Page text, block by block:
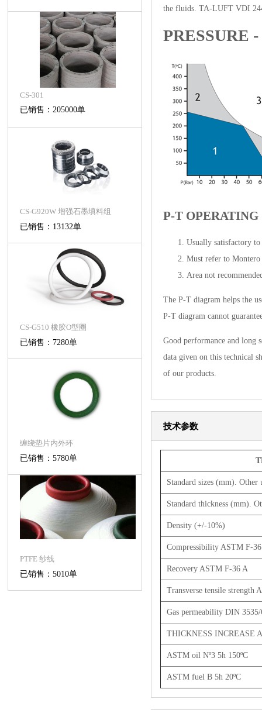
CS-301
已销售：205000单
CS-G920W 增强石墨填料组
已销售：13132单
CS-G510 橡胶O型圈
已销售：7280单
缠绕垫片内外环
已销售：5780单
PTFE 纱线
已销售：5010单
the fluids. TA-LUFT VDI
PRESSURE
P-T
Usually satisfactory
Must refer to Montero
Area not
The P-T diagram helps the
P-T diagram cannot
Good performance and long
data given on this technical
of our products.
技术参数
Standard sizes (mm). Other
Standard thickness (mm).
Density (+/-10%)
Compressibility ASTM F-
Recovery ASTM F-36 A
Transverse tensile strength
Gas permeability DIN 3535/
THICKNESS INCREASE
ASTM oil Nº3 5h 150ºC
ASTM fuel B 5h 20ºC